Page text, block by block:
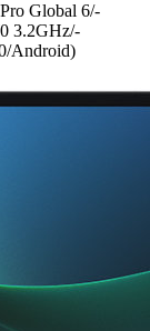
Global 6/­
3.2GHz/­
­Android)